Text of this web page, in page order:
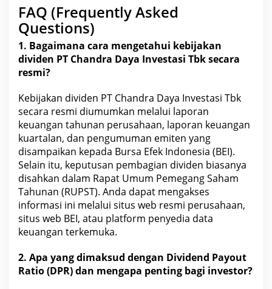
FAQ (Frequently Asked
Questions)
1. Bagaimana cara mengetahui kebijakan
dividen PT Chandra Daya Investasi Tbksecara
resmi?
Kebijakan dividen PT Chandra Daya Investasi Tbk
secara resmi diumumkan melalui laporan
keuangan tahunan perusahaan, laporan keuangan
kuartalan, dan pengumuman emiten yang
disampaikan kepada Bursa Efek Indonesia (BEI).
Selain itu, keputusan pembagian dividen biasanya
disahkan dalam Rapat Umum Pemegang Saham
Tahunan (RUPST). Anda dapat mengakses
informasi ini melalui situs web resmi perusahaan,
situs web BEI, atau platform penyedia data
keuangan terkemuka.
2. Apa yang dimaksud dengan Dividend Payout
Ratio (DPR) dan mengapa penting bagi investor?